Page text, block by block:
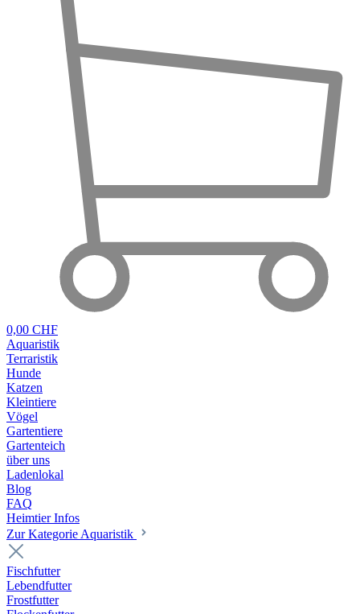
0,00 CHF
Aquaristik
Terraristik
Hunde
Katzen
Kleintiere
Vögel
Gartentiere
Gartenteich
über uns
Ladenlokal
Blog
FAQ
Heimtier Infos
Zur Kategorie Aquaristik
Fischfutter
Lebendfutter
Frostfutter